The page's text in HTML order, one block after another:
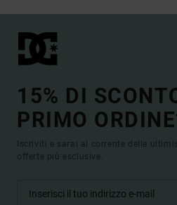
15% DI
PRIMO
Iscriviti e sarai al corrente delle
offerte più esclusive.